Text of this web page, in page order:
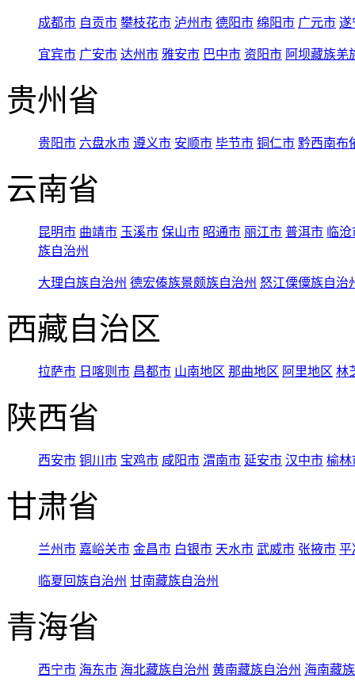
成都市 自贡市 攀枝花市 泸州市 德阳市 绵阳市 广元市 遂
宜宾市 广安市 达州市 雅安市 巴中市 资阳市 阿坝藏族羌
贵州省
贵阳市 六盘水市 遵义市 安顺市 毕节市 铜仁市 黔西南布
云南省
昆明市 曲靖市 玉溪市 保山市 昭通市 丽江市 普洱市 临
族自治州
大理白族自治州 德宏傣族景颇族自治州 怒江傈僳族自治
西藏自治区
拉萨市 日喀则市 昌都市 山南地区 那曲地区 阿里地区 林
陕西省
西安市 铜川市 宝鸡市 咸阳市 渭南市 延安市 汉中市 榆林
甘肃省
兰州市 嘉峪关市 金昌市 白银市 天水市 武威市 张掖市 平
临夏回族自治州 甘南藏族自治州
青海省
西宁市 海东市 海北藏族自治州 黄南藏族自治州 海南藏